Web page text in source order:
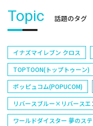
Topic 話題のタグ
イナズマイレブン クロス
TOPTOON(トップトゥーン)
ポッピュコム(POPUCOM)
リバースブルー×リバース
ワールドダイスター 夢のス